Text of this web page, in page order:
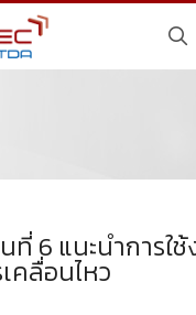
6 แนะนำการใช้
คลื่อนไหว